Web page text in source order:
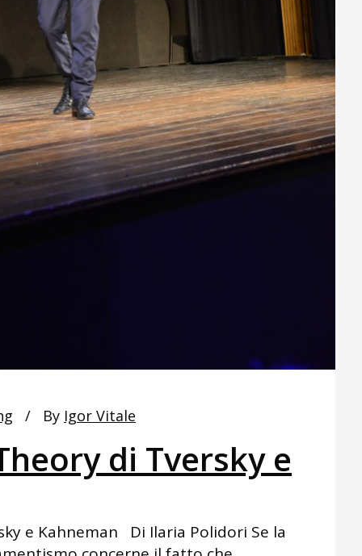
By Igor Vitale
di Tversky e
e Kahneman Di Ilaria Polidori Se la